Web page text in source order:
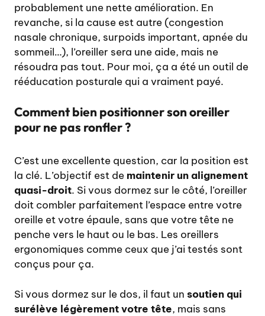
probablement une nette amélioration. En
revanche, si la cause est autre (congestion
nasale chronique, surpoids important, apnée du
sommeil…), l’oreiller sera une aide, mais ne
résoudra pas tout. Pour moi, ça a été un outil de
rééducation posturale qui a vraiment payé.
Comment bien positionner son oreiller
pour ne pas ronfler ?
C’est une excellente question, car la position est
la clé. L’objectif est de maintenir un alignement
quasi-droit. Si vous dormez sur le côté, l’oreiller
doit combler parfaitement l’espace entre votre
oreille et votre épaule, sans que votre tête ne
penche vers le haut ou le bas. Les oreillers
ergonomiques comme ceux que j’ai testés sont
conçus pour ça.
Si vous dormez sur le dos, il faut un soutien qui
surélève légèrement votre tête, mais sans